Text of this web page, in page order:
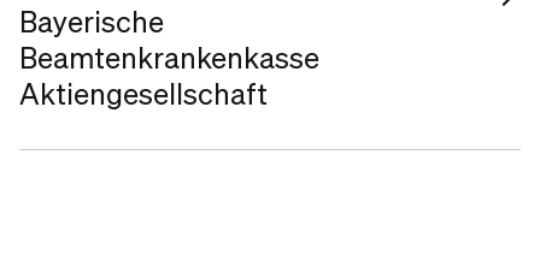
Bayerische
Beamtenkrankenkasse
Aktiengesellschaft